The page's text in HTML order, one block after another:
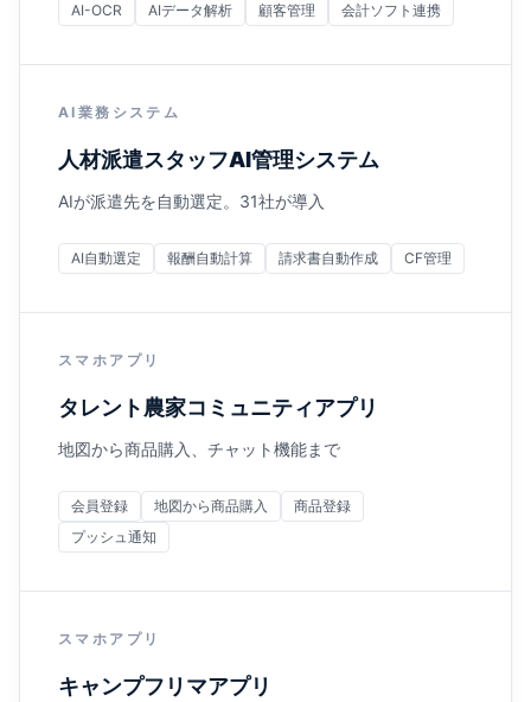
AI-OCR AIデータ解析 顧客管理 会計ソフト連携
AI業務システム
人材派遣スタッフAI管理システム
AIが派遣先を自動選定。31社が導入
AI自動選定 報酬自動計算 請求書自動作成 CF管理
スマホアプリ
タレント農家コミュニティアプリ
地図から商品購入、チャット機能まで
会員登録 地図から商品購入
商品登録
プッシュ通知
スマホアプリ
キャンプフリマアプリ